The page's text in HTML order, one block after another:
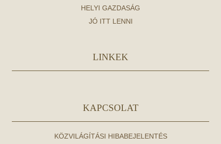
HELYI GAZDASÁG
JÓ ITT LENNI
LINKEK
KAPCSOLAT
KÖZVILÁGÍTÁSI HIBABEJELENTÉS